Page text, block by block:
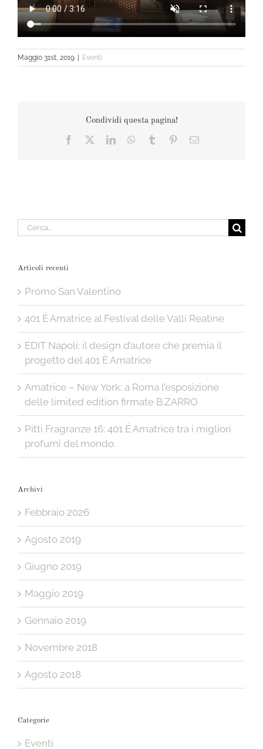
Maggio 31st, 2019 | Eventi
Condividi questa pagina!
Facebook LinkedInWhatsApp
Tumblr PinterestEmail
Cerca
Articoli recenti
Promo San Valentino
401 È Amatrice al Festival delle Valli Reatine
EDIT Napoli: il design d’autore che premia il
progetto del 401 È Amatrice
Amatrice – New York: a Roma l’esposizione
delle limited edition firmate B.ZARRO
Pitti Fragranze 16: 401 È Amatrice tra i migliori
profumi del mondo.
Archivi
Febbraio 2026
Agosto 2019
Giugno 2019
Maggio 2019
Gennaio 2019
Novembre 2018
Agosto 2018
Categorie
Eventi